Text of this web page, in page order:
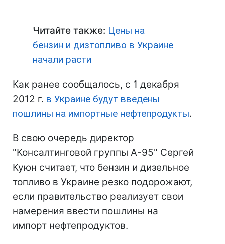
Читайте также: Цены на
бензин и дизтопливо в Украине
начали расти
Как ранее сообщалось, с 1 декабря
2012 г. в Украине будут введены
пошлины на импортные нефтепродукты.
В свою очередь директор
"Консалтинговой группы А-95" Сергей
Куюн считает, что бензин и дизельное
топливо в Украине резко подорожают,
если правительство реализует свои
намерения ввести пошлины на
импорт нефтепродуктов.